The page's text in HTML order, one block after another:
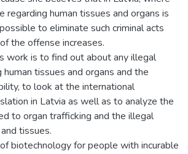
regarding human tissues and organs is
to eliminate such criminal acts
the offense increases.
work is to find out about any illegal
tissues and organs and the
to look at the international
in Latvia as well as to analyze the
to organ trafficking and the illegal
tissues.
biotechnology for people with incurable